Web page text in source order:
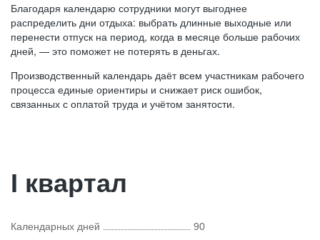
Благодаря календарю сотрудники могут выгоднее
распределить дни отдыха: выбрать длинные выходные или
перенести отпуск на период, когда в месяце больше рабочих
дней, — это поможет не потерять в деньгах.
Производственный календарь даёт всем участникам рабочего
процесса единые ориентиры и снижает риск ошибок,
связанных с оплатой труда и учётом занятости.
I квартал
Календарных дней
90